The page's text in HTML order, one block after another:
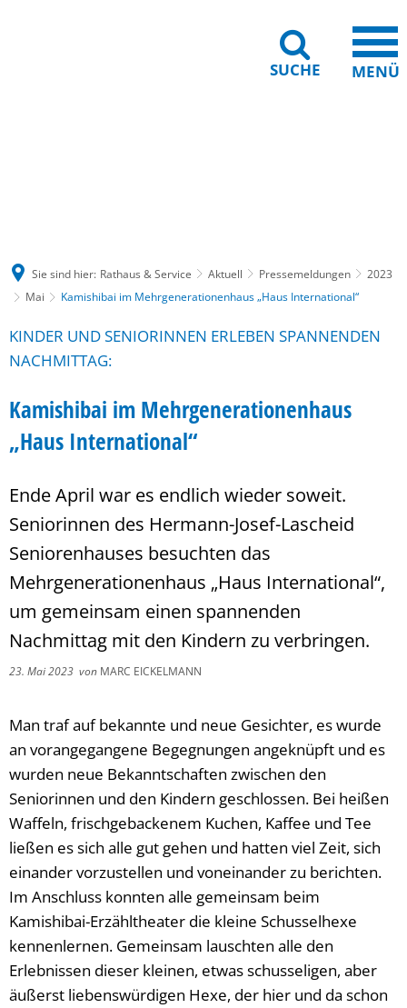
SUCHE MENÜ
Sie sind hier: Rathaus & Service Aktuell Pressemeldungen
2023
Mai
Kamishibai im Mehrgenerationenhaus „Haus International“
KINDER UND SENIORINNEN ERLEBEN SPANNENDEN
NACHMITTAG:
Kamishibai im Mehrgenerationenhaus
„Haus International“
Ende April war es endlich wieder soweit.
Seniorinnen des Hermann-Josef-Lascheid
Seniorenhauses besuchten das
Mehrgenerationenhaus „Haus International“,
um gemeinsam einen spannenden
Nachmittag mit den Kindern zu verbringen.
23. Mai 2023 von MARC EICKELMANN
Man traf auf bekannte und neue Gesichter, es wurde
an vorangegangene Begegnungen angeknüpft und es
wurden neue Bekanntschaften zwischen den
Seniorinnen und den Kindern geschlossen. Bei heißen
Waffeln, frischgebackenem Kuchen, Kaffee und Tee
ließen es sich alle gut gehen und hatten viel Zeit, sich
einander vorzustellen und voneinander zu berichten.
Im Anschluss konnten alle gemeinsam beim
Kamishibai-Erzähltheater die kleine Schusselhexe
kennenlernen. Gemeinsam lauschten alle den
Erlebnissen dieser kleinen, etwas schusseligen, aber
äußerst liebenswürdigen Hexe, der hier und da schon